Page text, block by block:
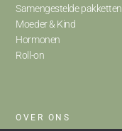
Samengestelde pakketten
Moeder & Kind
Hormonen
Roll-on
OVER ONS